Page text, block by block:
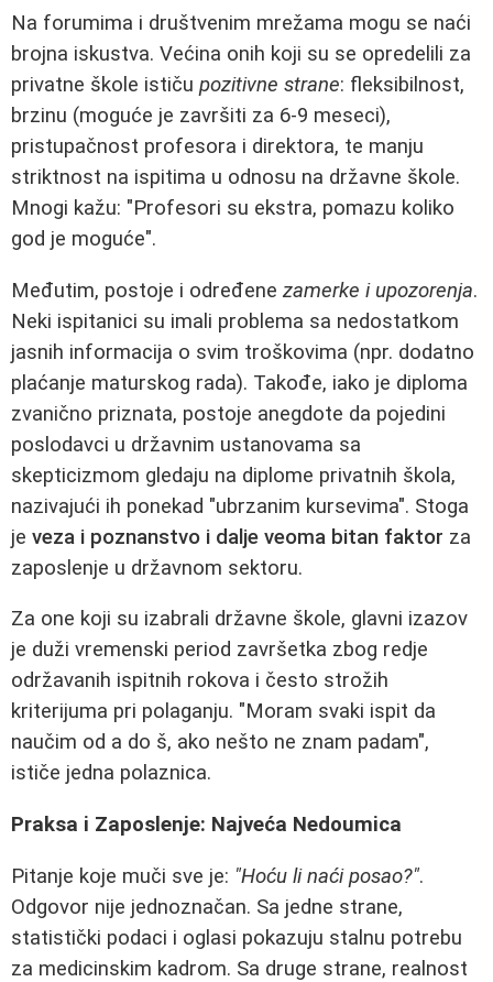
Na forumima i društvenim mrežama mogu se naći
brojna iskustva. Većina onih koji su se opredelili za
privatne škole ističu pozitivne strane: fleksibilnost,
brzinu (moguće je završiti za 6-9 meseci),
pristupačnost profesora i direktora, te manju
striktnost na ispitima u odnosu na državne škole.
Mnogi kažu: "Profesori su ekstra, pomazu koliko
god je moguće".
Međutim, postoje i određene zamerke i upozorenja.
Neki ispitanici su imali problema sa nedostatkom
jasnih informacija o svim troškovima (npr. dodatno
plaćanje maturskog rada). Takođe, iako je diploma
zvanično priznata, postoje anegdote da pojedini
poslodavci u državnim ustanovama sa
skepticizmom gledaju na diplome privatnih škola,
nazivajući ih ponekad "ubrzanim kursevima". Stoga
je veza i poznanstvo i dalje veoma bitan faktor za
zaposlenje u državnom sektoru.
Za one koji su izabrali državne škole, glavni izazov
je duži vremenski period završetka zbog redje
održavanih ispitnih rokova i često strožih
kriterijuma pri polaganju. "Moram svaki ispit da
naučim od a do š, ako nešto ne znam padam",
ističe jedna polaznica.
Praksa i Zaposlenje: Najveća Nedoumica
Pitanje koje muči sve je: "Hoću li naći posao?".
Odgovor nije jednoznačan. Sa jedne strane,
statistički podaci i oglasi pokazuju stalnu potrebu
za medicinskim kadrom. Sa druge strane, realnost